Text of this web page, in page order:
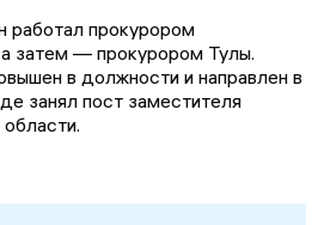
работал прокурором
а затем — прокурором Тулы.
в должности и направлен в
занял пост заместителя